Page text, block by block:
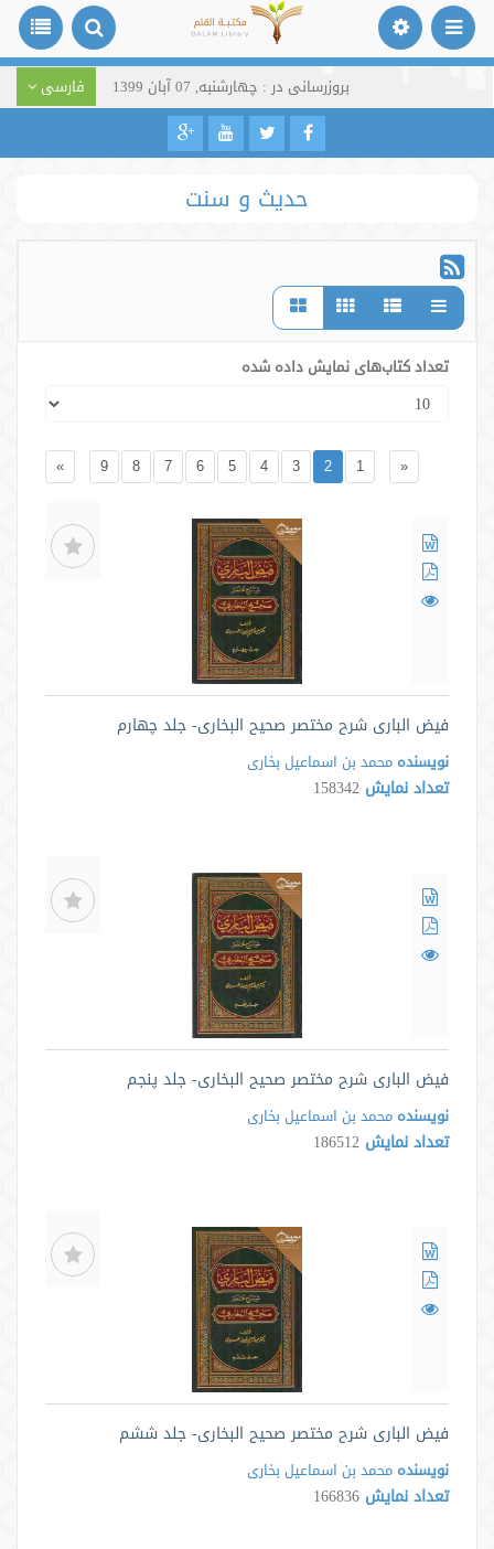
بروزرسانی در : چهارشنبه, 07 آبان 1399 فارسی
حدیث و سنت
تعداد کتاب‌های نمایش داده شده
«
1
2
3
4
5
6
7
8
9
»
فیض الباری شرح مختصر صحیح البخاری- جلد چهارم
نویسنده محمد بن اسماعیل بخاری
تعداد نمایش 158342
فیض الباری شرح مختصر صحیح البخاری- جلد پنجم
نویسنده محمد بن اسماعیل بخاری
تعداد نمایش 186512
فیض الباری شرح مختصر صحیح البخاری- جلد ششم
نویسنده محمد بن اسماعیل بخاری
تعداد نمایش 166836